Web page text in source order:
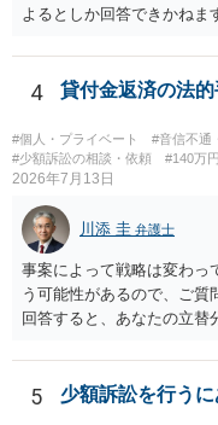
よるとしか回答できかねま
4 貸付金返済の法
#個人・プライベート #音信不通
#少額訴訟の相談・依頼
#140万
2026年7月13日
川添 圭 弁護士
事案によって戦略は変わっ
う可能性があるので、ご質
回答すると、あなたの立替
と、もし異議申立てがなさ
（通常訴訟へ移行する日
その異議後の通常訴訟は
5 少額訴訟を行う